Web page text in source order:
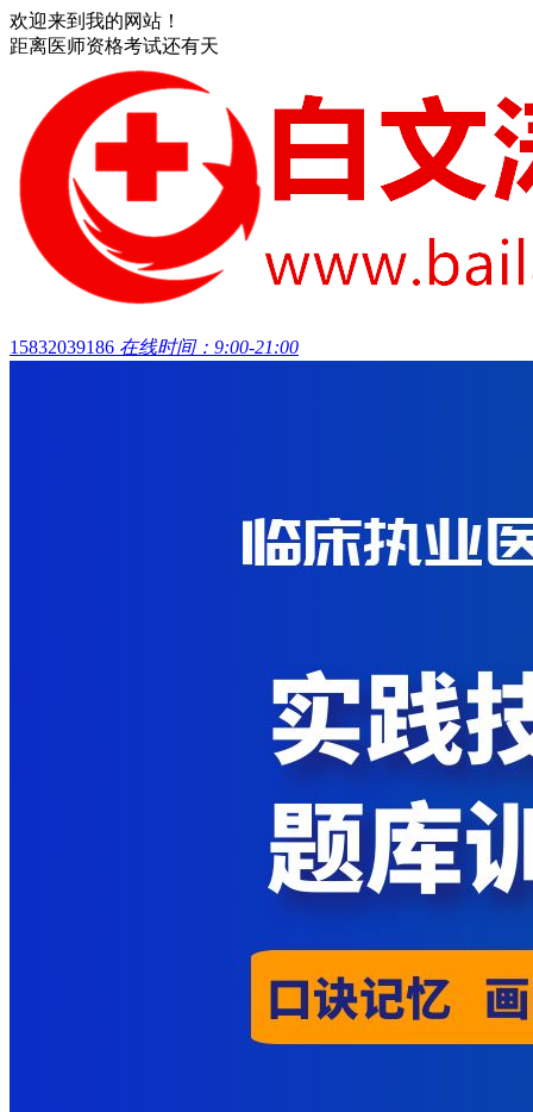
欢迎来到我的网站！
距离医师资格考试还有天
15832039186 在线时间：9:00-21:00